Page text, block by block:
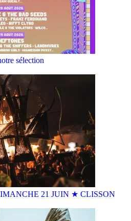
sélection
21 JUIN ★ CLISSON